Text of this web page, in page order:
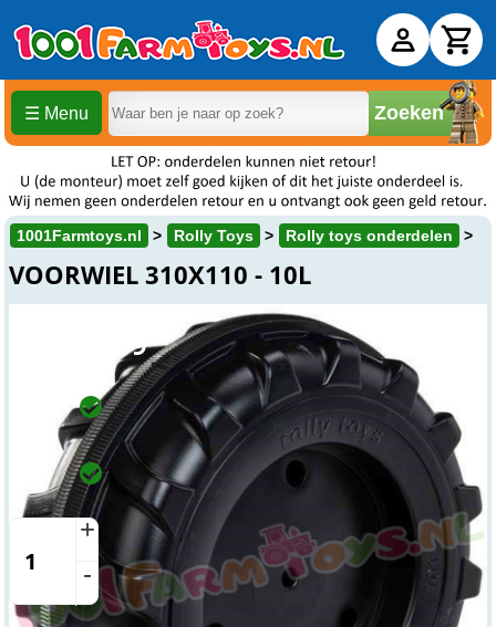
☰ Menu Zoeken
1001Farmtoys.nl Rolly Toys Rolly toys onderdelen
VOORWIEL 310X110 - 10L
€ 20,99
Op voorraad
Op werkdagen voor 15:00 uur besteld, wordt dezelfde dag
verzonden.
Winkel
Beesd
Op voorraad
Vandaag open vanaf 8:00 tot 17:30
+
-